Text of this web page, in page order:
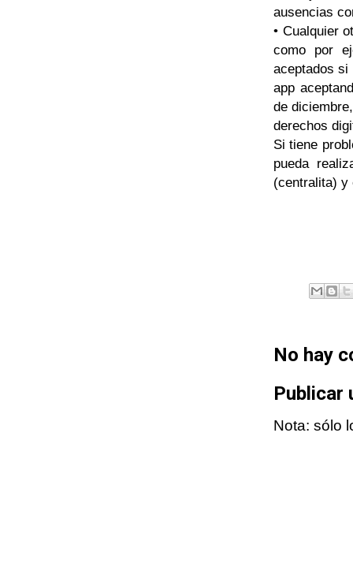
ausencias
• Cualquier
como por
aceptados si
app
de
derechos
Si tiene
pueda
(centralita) y
No hay
Publicar
Nota: sólo